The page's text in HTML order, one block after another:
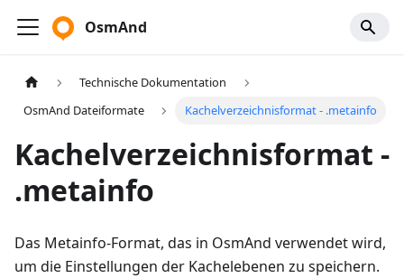
OsmAnd
Technische Dokumentation
OsmAnd Dateiformate
Kachelverzeichnisformat - .metainfo
Kachelverzeichnisformat -
.metainfo
Das Metainfo-Format, das in OsmAnd verwendet wird,
um die Einstellungen der Kachelebenen zu speichern.